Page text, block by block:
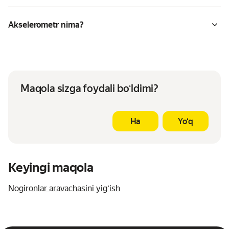
Akselerometr nima?
Maqola sizga foydali boʻldimi?
Ha Yo‘q
Keyingi maqola
Nogironlar aravachasini yigʻish